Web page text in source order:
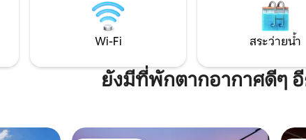
ควา
ของเ
Wi-Fi สระว่ายน้ำ
ยังมีที่พักตากอากาศดีๆ อี